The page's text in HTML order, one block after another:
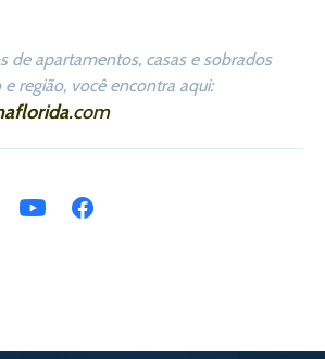
de apartamentos, casas e sobrados
região, você encontra aqui:
.com